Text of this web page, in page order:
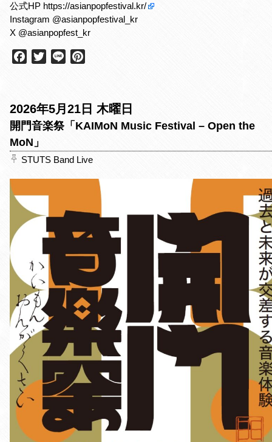
公式HP https://asianpopfestival.kr/
Instagram @asianpopfestival_kr
X @asianpopfest_kr
b
o
k
t
e
e
r
s
t
2026年5月21日 木曜日
開門音楽祭「KAIMoN Music Festival – Open the
MoN」
STUTS Band Live